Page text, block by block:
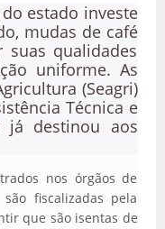
estado investe
mudas de café
suas qualidades
uniforme. As
(Seagri)
Técnica e
já destinou aos
nos órgãos de
fiscalizadas pela
que são isentas de